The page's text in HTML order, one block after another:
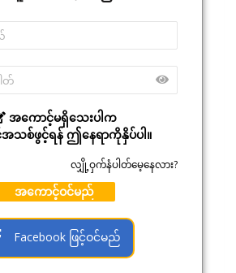
အကောင့်မရှိသေးပါက
သစ်ဖွင့်ရန် ဤနေရာကိုနှိပ်ပါ။
လျှို့ဝှက်နံပါတ်မေ့နေလား?
အကောင့်ဝင်မည်
Facebook ဖြင့်ဝင်မည်